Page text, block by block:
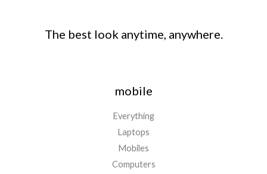
The best look anytime, anywhere.
mobile
Everything
Laptops
Mobiles
Computers